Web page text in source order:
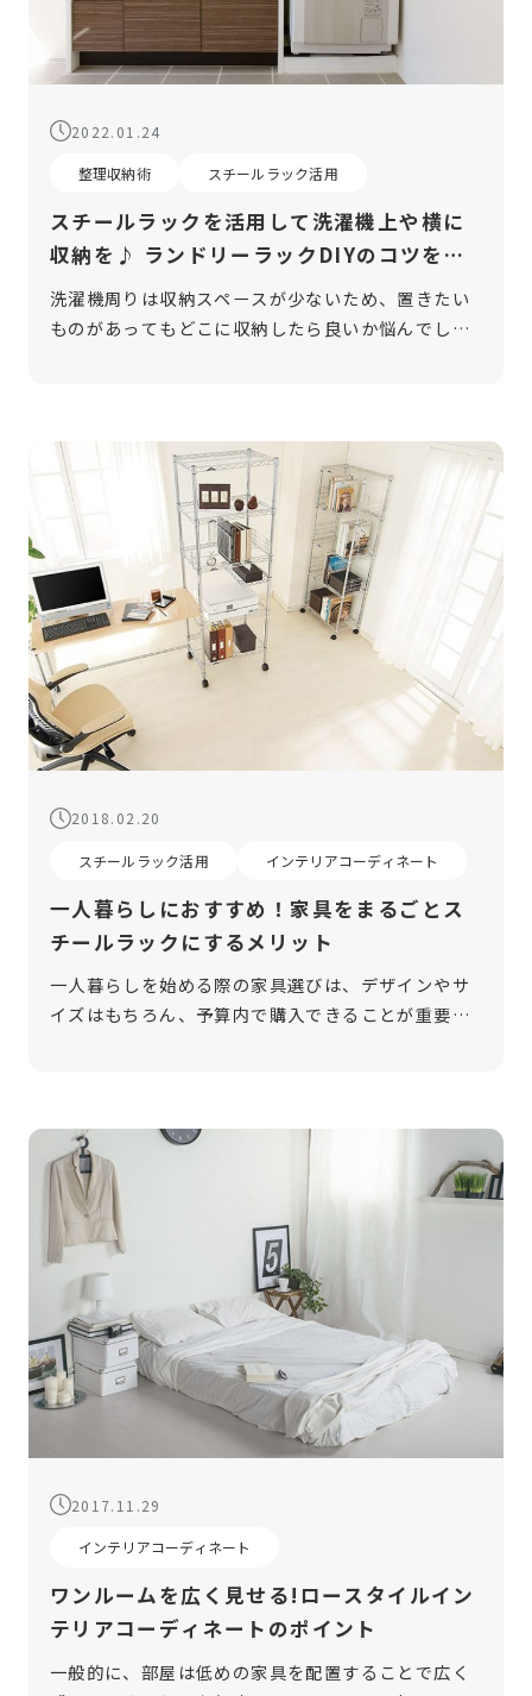
2022.01.24
整理収納術 スチールラック活用
スチールラックを活用して洗濯機上や横に
収納を♪ ランドリーラックDIYのコツをご
紹介
洗濯機周りは収納スペースが少ないため、置きたい
ものがあってもどこに収納したら良いか悩んでしま
2018.02.20
スチールラック活用 インテリアコーディネート
一人暮らしにおすすめ！家具をまるごとス
チールラックにするメリット
一人暮らしを始める際の家具選びは、デザインやサ
イズはもちろん、予算内で購入できることが重要で
2017.11.29
インテリアコーディネート
ワンルームを広く見せる!ロースタイルイン
テリアコーディネートのポイント
一般的に、部屋は低めの家具を配置することで広く